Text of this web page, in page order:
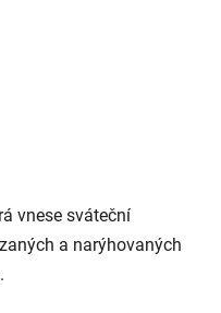
vnese sváteční
a narýhovaných